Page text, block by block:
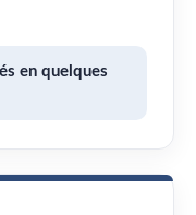
en quelques